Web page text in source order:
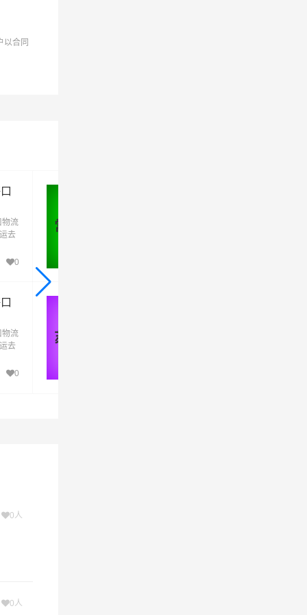
根据
的环
行各
相关
以合同
物流
去
0
常州 - 海口
物流
去
0
苏州 - 海口
0人
0人